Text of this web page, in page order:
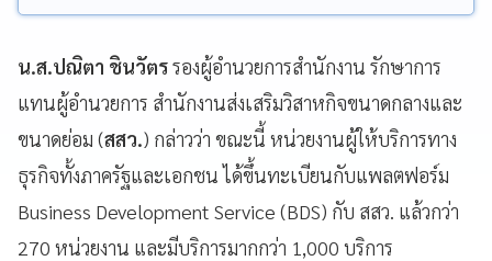
น.ส.ปณิตา ชินวัตรรองผู้อำนวยการสำนักงาน รักษาการ
แทนผู้อำนวยการ สำนักงานส่งเสริมวิสาหกิจขนาดกลางและ
ขนาดย่อม (สสว.) กล่าวว่า ขณะนี้ หน่วยงานผู้ให้บริการทาง
ธุรกิจทั้งภาครัฐและเอกชน ได้ขึ้นทะเบียนกับแพลตฟอร์ม
Business Development Service (BDS) กับ สสว. แล้วกว่า
270 หน่วยงาน และมีบริการมากกว่า 1,000 บริการ